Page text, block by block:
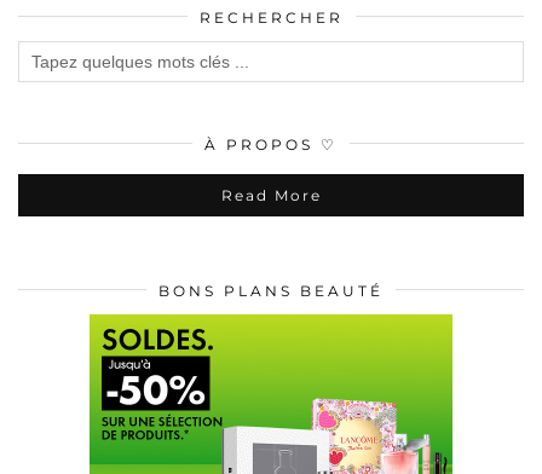
RECHERCHER
À PROPOS ♡
Read More
BONS PLANS BEAUTÉ